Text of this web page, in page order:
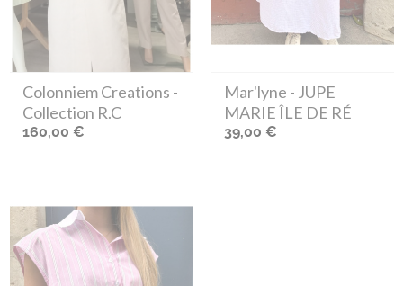
Colonniem Creations -
Collection R.C
160,00 €
Mar'lyne - JUPE
MARIE ÎLE DE RÉ
39,00 €